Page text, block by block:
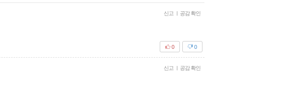
신고 | 공감 확인
0
0
신고 | 공감 확인